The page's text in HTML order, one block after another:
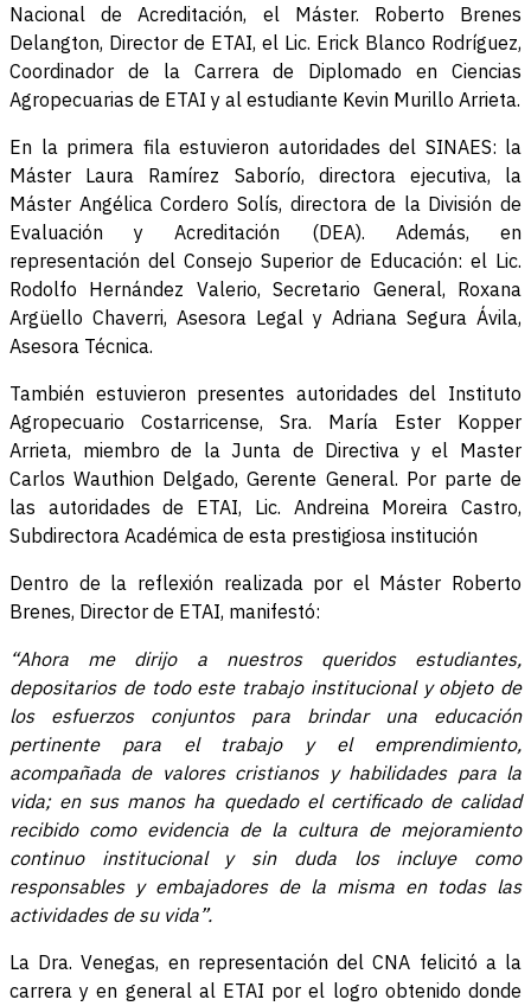
Nacional de Acreditación, el Máster. Roberto Brenes
Delangton, Director de ETAI, el Lic. Erick Blanco Rodríguez,
Coordinador de la Carrera de Diplomado en Ciencias
Agropecuarias de ETAI y al estudiante Kevin Murillo Arrieta.
En la primera fila estuvieron autoridades del SINAES: la
Máster Laura Ramírez Saborío, directora ejecutiva, la
Máster Angélica Cordero Solís, directora de la División de
Evaluación y Acreditación (DEA). Además, en
representación del Consejo Superior de Educación: el Lic.
Rodolfo Hernández Valerio, Secretario General, Roxana
Argüello Chaverri, Asesora Legal y Adriana Segura Ávila,
Asesora Técnica.
También estuvieron presentes autoridades del Instituto
Agropecuario Costarricense, Sra. María Ester Kopper
Arrieta, miembro de la Junta de Directiva y el Master
Carlos Wauthion Delgado, Gerente General. Por parte de
las autoridades de ETAI, Lic. Andreina Moreira Castro,
Subdirectora Académica de esta prestigiosa institución
Dentro de la reflexión realizada por el Máster Roberto
Brenes, Director de ETAI, manifestó:
“Ahora me dirijo a nuestros queridos estudiantes,
depositarios de todo este trabajo institucional y objeto de
los esfuerzos conjuntos para brindar una educación
pertinente para el trabajo y el emprendimiento,
acompañada de valores cristianos y habilidades para la
vida; en sus manos ha quedado el certificado de calidad
recibido como evidencia de la cultura de mejoramiento
continuo institucional y sin duda los incluye como
responsables y embajadores de la misma en todas las
actividades de su vida”.
La Dra. Venegas, en representación del CNA felicitó a la
carrera y en general al ETAI por el logro obtenido donde